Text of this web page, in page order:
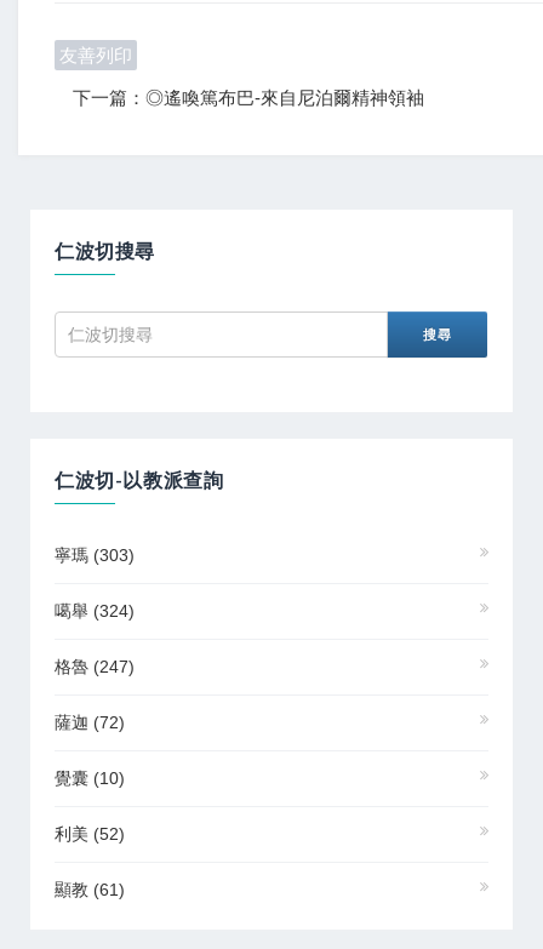
友善列印
下一篇：◎遙喚篤布巴-來自尼泊爾精神領袖
仁波切搜尋
仁波切-以教派查詢
寧瑪 (303)
噶舉 (324)
格魯 (247)
薩迦 (72)
覺囊 (10)
利美 (52)
顯教 (61)